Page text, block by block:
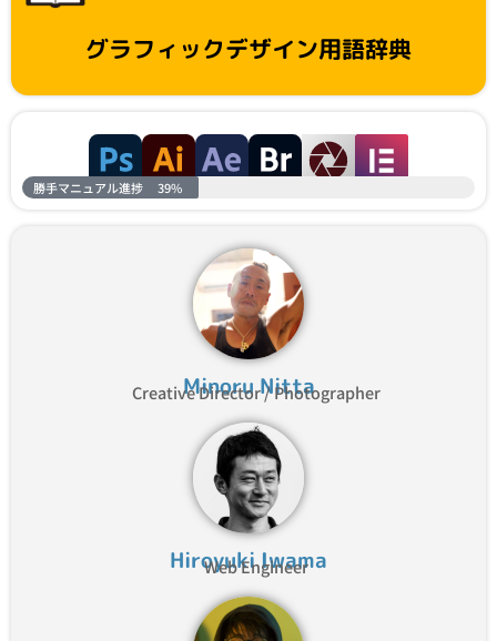
グラフィックデザイン用語辞典
勝手マニュアル進捗 39%
Minoru Nitta
Creative Director / Photographer
Hiroyuki Iwama
Web Engineer